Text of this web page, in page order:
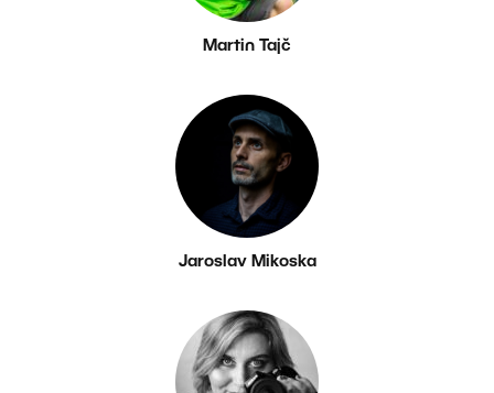
Martin Tajč
Jaroslav Mikoska